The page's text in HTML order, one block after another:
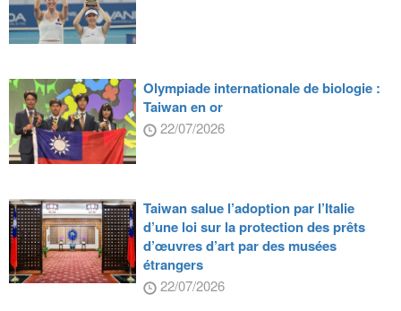
Olympiade internationale de biologie :
Taiwan en or
22/07/2026
Taiwan salue l’adoption par l’Italie
d’une loi sur la protection des prêts
d’œuvres d’art par des musées
étrangers
22/07/2026